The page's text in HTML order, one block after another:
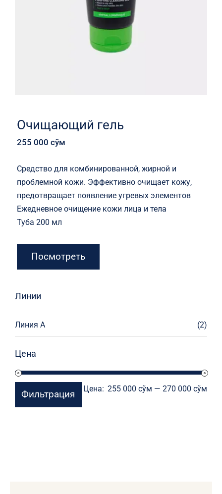
Очищающий гель
255 000сўм
Средство для комбинированной, жирной и
проблемной кожи. Эффективно очищает кожу,
предотвращает появление угревых элементов
Ежедневное очищение кожи лица и тела
Туба 200 мл
Посмотреть
Линии
Линия А (2)
Цена
Фильтрация Цена: 255 000 сўм —270 000 сўм